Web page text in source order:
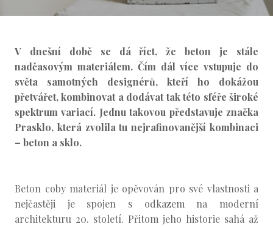
JOBS
V dnešní době se dá říct, že beton je stále
nadčasovým materiálem. Čím dál více vstupuje do
světa samotných designérů, kteří ho dokážou
přetvářet, kombinovat a dodávat tak této sféře široké
spektrum variací. Jednu takovou představuje značka
Prasklo, která zvolila tu nejrafinovanější kombinaci
– beton a sklo.
Beton coby materiál je opěvován pro své vlastnosti a
nejčastěji je spojen s odkazem na moderní
architekturu 20. století. Přitom jeho historie sahá až